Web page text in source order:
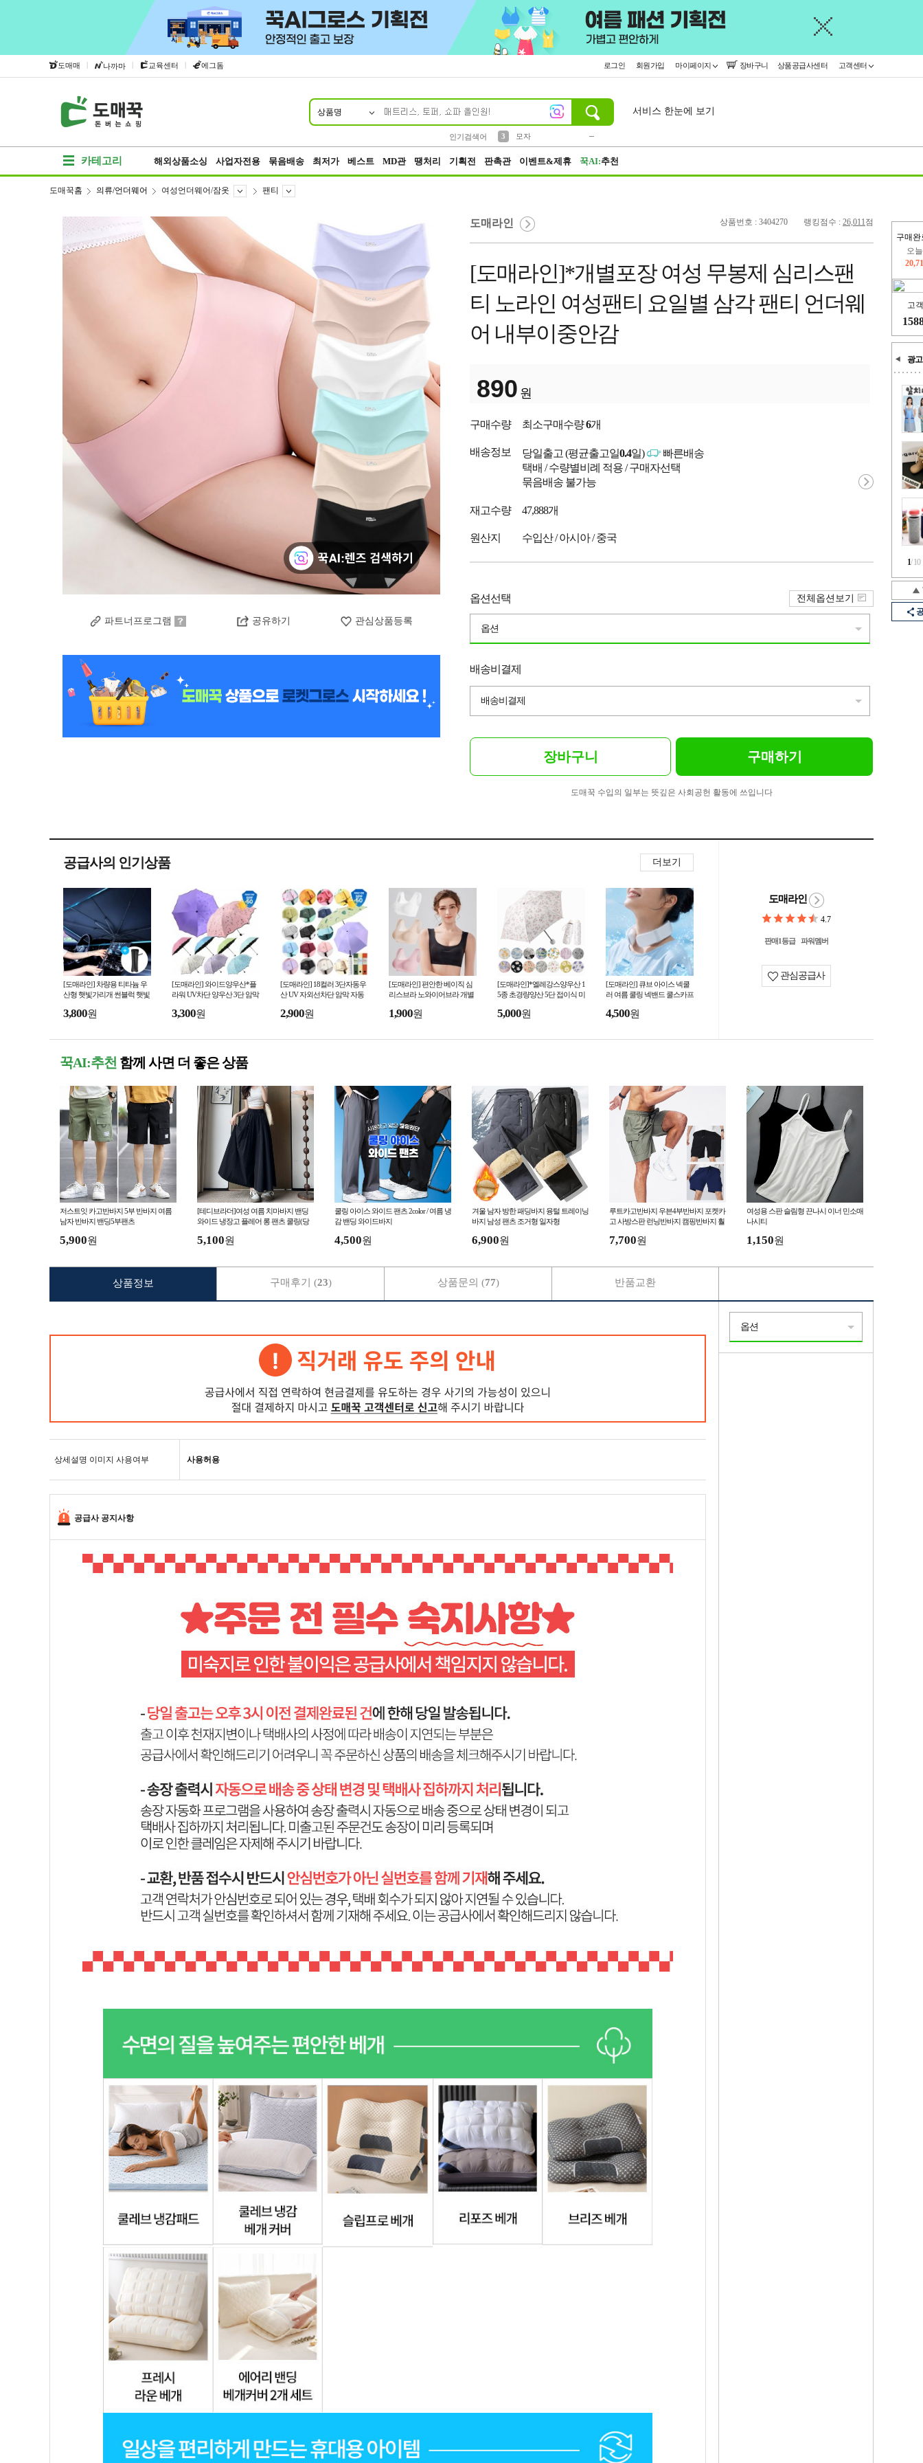
도매매 | 나까마 | 교육센터 | 에그돔 로그인 회원가입 마이페이지 장바구니 상품공급사센터 고객센터
상품명
인기검색어
4
미니 23
서비스 한눈에 보기
카테고리 해외상품소싱 사업자전용 묶음배송 최저가 베스트 MD관 땡처리 기획전 판촉관 이벤트&제휴 꾹AI:추천
구매완
오
고
광고
1/10
도매꾹홈 의류/언더웨어 여성언더웨어/잠옷 팬티
파트너프로그램 공유하기 관심상품등록
상품번호 : 3404270 랭킹점수 : 26,011점
도매라인
[도매라인]*개별포장 여성 무봉제 심리스팬
티 노라인 여성팬티 요일별 삼각 팬티 언더웨
어 내부이중안감
890 원
구매수량 최소구매수량6개
배송정보 당일출고 (평균출고일0.4일)
빠른배송
택배 / 수량별비례 적용 / 구매자선택
묶음배송 불가능
재고수량 47,888개
원산지 수입산 / 아시아 / 중국
옵션선택
옵션
전체옵션보기
배송비결제
배송비결제
장바구니 구매하기
도매꾹 수입의 일부는 뜻깊은 사회공헌 활동에 쓰입니다
공급사의 인기상품 더보기
[도매라인] 차량용 티타늄 우
산형 햇빛가리개 썬블럭 햇빛
차 쿨링용품
3,800원
[도매라인] 와이드양우산*플
라워 UV차단 양우산 3단 암막
늬양산
3,300원
[도매라인] 18컬러 3단자동우
산 UV 자외선차단 암막 자동
식우산 선물박스
2,900원
[도매라인] 편안한 베이직 심
리스브라 노와이어브라 개별
웨어 여성속옷
1,900원
[도매라인]*엘레강스양우산 1
5종 초경량양산 5단 접이식 미
자외선차단 UV차단
5,000원
[도매라인] 큐브 아이스 넥쿨
러 여름 쿨링 넥밴드 쿨스카프
박스
4,500원
도매라인
4.7
판매1등급 파워멤버
관심공급사
꾹AI:추천 함께 사면 더 좋은 상품
저스트잇 카고반바지 5부 반바지 여름
남자 반바지 밴딩5부팬츠
5,900원
[테디브라더]여성 여름 치마바지 밴딩
와이드 냉장고 플레어 롱 팬츠 쿨링(당
5,100원
쿨링 아이스 와이드 팬츠 2color / 여름 냉
감 밴딩 와이드바지
4,500원
겨울 남자 방한 패딩바지 융털 트레이닝
바지 남성 팬츠 조거형 일자형
6,900원
루트카고반바지 우븐4부반바지 포켓카
고 사방스판 런닝반바지 캠핑반바지 훨
7,700원
여성용 스판 슬림형 끈나시 이너 민소매
나시티
1,150원
상세설명 이미지 사용여부 사용허용
공급사 공지사항
상품정보 구매후기 (23) 상품문의 (77) 반품교환
옵션